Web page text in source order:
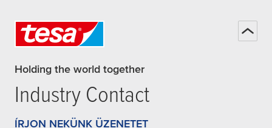
Holding the world together
Industry Contact
ÍRJON NEKÜNK ÜZENETET